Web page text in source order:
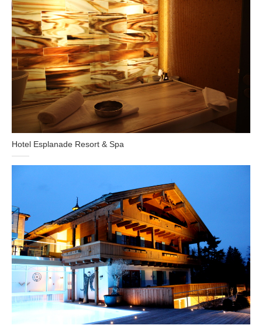
Hotel Esplanade Resort & Spa